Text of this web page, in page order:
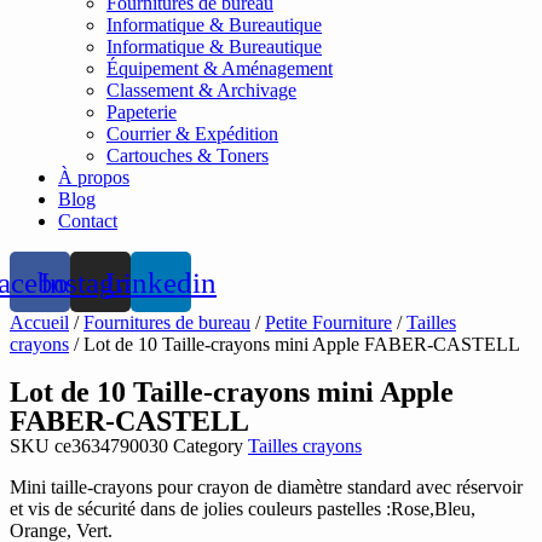
Informatique & Bureautique
Informatique & Bureautique
Équipement & Aménagement
Classement & Archivage
Papeterie
Courrier & Expédition
Cartouches & Toners
À propos
Blog
Contact
InstagramLinkedin
Accueil /Fournitures de bureau /Petite Fourniture /Tailles
crayons / Lot de 10 Taille-crayons mini Apple FABER-CASTELL
Lot de 10 Taille-crayons mini Apple
FABER-CASTELL
SKU ce3634790030 Category Tailles crayons
Mini taille-crayons pour crayon de diamètre standard avec réservoir
et vis de sécurité dans de jolies couleurs pastelles :Rose,Bleu,
Orange, Vert.